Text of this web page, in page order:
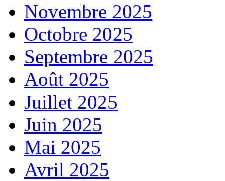
Novembre 2025
Octobre 2025
Septembre 2025
Août 2025
Juillet 2025
Juin 2025
Mai 2025
Avril 2025